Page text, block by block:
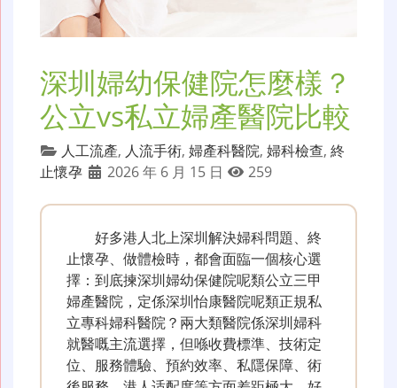
深圳婦幼保健院怎麼樣？
公立vs私立婦產醫院比較
人工流產, 人流手術, 婦產科醫院, 婦科檢查, 終
止懷孕
2026 年 6 月 15 日 259
好多港人北上深圳解決婦科問題、終
止懷孕、做體檢時，都會面臨一個核心選
擇：到底揀深圳婦幼保健院呢類公立三甲
婦產醫院，定係深圳怡康醫院呢類正規私
立專科婦科醫院？兩大類醫院係深圳婦科
就醫嘅主流選擇，但喺收費標準、技術定
位、服務體驗、預約效率、私隱保障、術